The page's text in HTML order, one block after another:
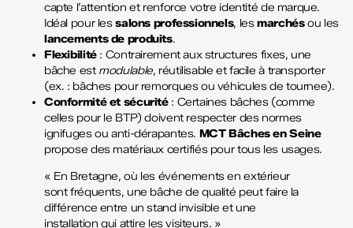
capte l’attention et renforce votre identité de marque.
Idéal pour lessalons professionnels, lesmarchésou les
lancements de produits.
Flexibilité: Contrairement aux structures fixes, une
bâche est modulable, réutilisable et facile à transporter
(ex. : bâches pour remorques ou véhicules de tournee).
Conformité et sécurité: Certaines bâches (comme
celles pour le BTP) doivent respecter des normes
ignifuges ou anti-dérapantes. MCT Bâches en Seine
propose des matériaux certifiés pour tous les usages.
« En Bretagne, où les événements en extérieur
sont fréquents, une bâche de qualité peut faire la
différence entre un stand invisible et une
installation qui attire les visiteurs. »